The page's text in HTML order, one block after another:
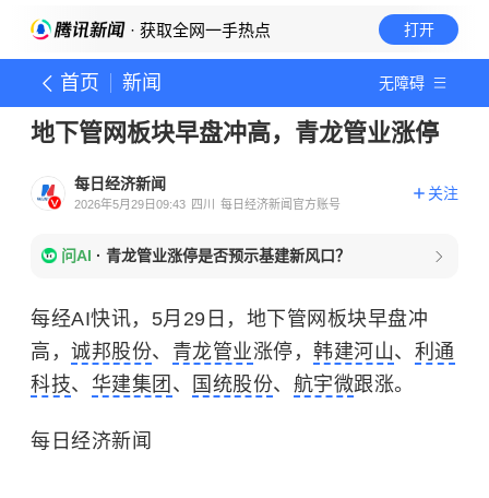
· 获取全网一手热点 打开
首页 新闻 无障碍
地下管网板块早盘冲高，青龙管业涨停
每日经济新闻
2026年5月29日09:43 四川 每日经济新闻官方账号
关注
问AI · 青龙管业涨停是否预示基建新风口？
每经AI快讯，5月29日，地下管网板块早盘冲
高， 诚邦股份、 青龙管业涨停， 韩建河山、 利通
科技、 华建集团 、 国统股份、 航宇微跟涨。
每日经济新闻